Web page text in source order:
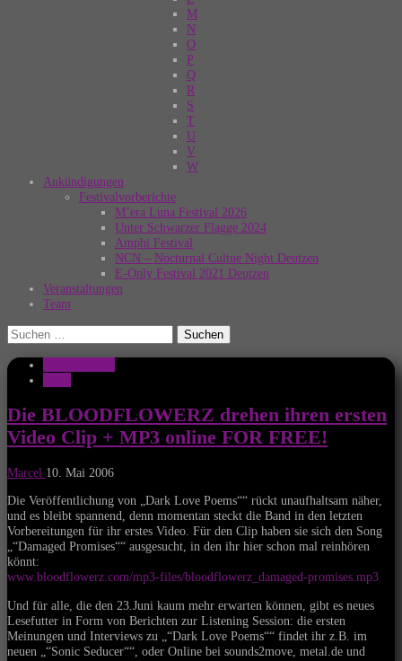
M
N
O
P
Q
R
S
T
U
V
W
Ankündigungen
Festivalvorberichte
M’era Luna Festival 2026
Unter Schwarzer Flagge 2024
Amphi Festival
NCN – Nocturnal Cultue Night Deutzen
E-Only Festival 2021 Deutzen
Veranstaltungen
Team
Suchen
nach:
Die BLOODFLOWERZ drehen ihren ersten
Video Clip + MP3 online FOR FREE!
Marcel 10. Mai 2006
Die Veröffentlichung von „Dark Love Poems““ rückt unaufhaltsam näher,
und es bleibt spannend, denn momentan steckt die Band in den letzten
Vorbereitungen für ihr erstes Video. Für den Clip haben sie sich den Song
„“Damaged Promises““ ausgesucht, in den ihr hier schon mal reinhören
könnt:
www.bloodflowerz.com/mp3-files/bloodflowerz_damaged-promises.mp3
Und für alle, die den 23.Juni kaum mehr erwarten können, gibt es neues
Lesefutter in Form von Berichten zur Listening Session: die ersten
Meinungen und Interviews zu „“Dark Love Poems““ findet ihr z.B. im
neuen „“Sonic Seducer““, oder Online bei sounds2move, metal.de und